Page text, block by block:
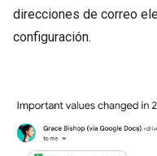
direcciones de correo
configuración.